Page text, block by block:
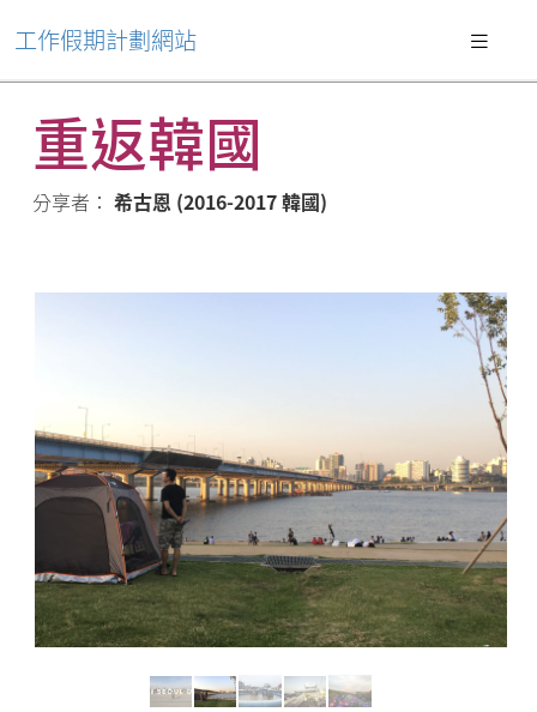
工作假期計劃網站
重返韓國
分享者： 希古恩 (2016-2017 韓國)